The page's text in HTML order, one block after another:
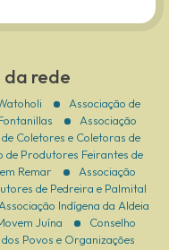
rede
Associação de
Associação
Coletores e Coletoras de
de Produtores Feirantes de
Remar
Associação
de Pedreira e Palmital
Associação Indígena da Aldeia
Juína
Conselho
Povos e Organizações